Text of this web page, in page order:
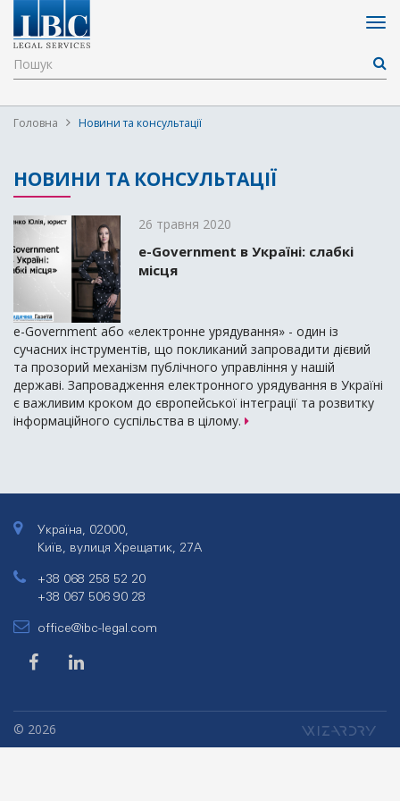
Головна Новини та консультації
НОВИНИ ТА КОНСУЛЬТАЦІЇ
26 травня 2020
e-Government в Україні: слабкі
місця
e-Government або «електронне урядування» - один із
сучасних інструментів, що покликаний запровадити дієвий
та прозорий механізм публічного управління у нашій
державі. Запровадження електронного урядування в Україні
є важливим кроком до європейської інтеграції та розвитку
інформаційного суспільства в цілому.
Україна, 02000,
Київ, вулиця Хрещатик, 27А
+38 068 258 52 20
+38 067 506 90 28
office@ibc-legal.com
© 2026